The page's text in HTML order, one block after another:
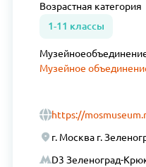
Возрастная категория
1-11 классы
Музейное
Музейное
https://
г. Москва г.
D3 Зеленоград-